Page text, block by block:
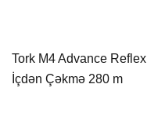
Tork M4 Advance Reflex
İçdən Çəkmə 280 m